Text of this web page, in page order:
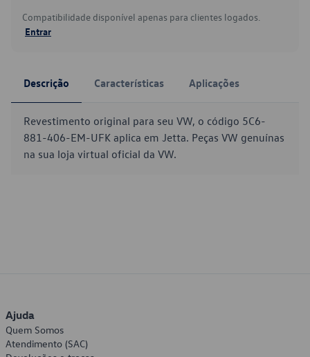
Compatibilidade disponível apenas para clientes logados.
Entrar
Descrição Características Aplicações
Revestimento original para seu VW, o código 5C6-
881-406-EM-UFK aplica em Jetta. Peças VW genuínas
na sua loja virtual oficial da VW.
Ajuda
Quem Somos
Atendimento (SAC)